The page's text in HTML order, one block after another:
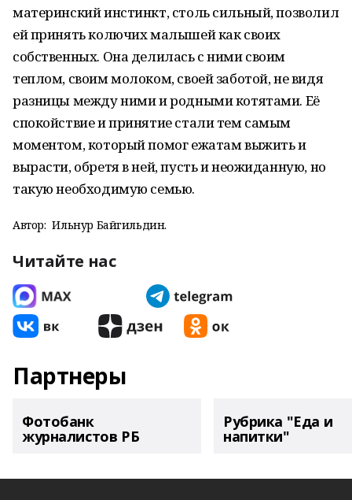
материнский инстинкт, столь сильный, позволил
ей принять колючих малышей как своих
собственных. Она делилась с ними своим
теплом, своим молоком, своей заботой, не видя
разницы между ними и родными котятами. Её
спокойствие и принятие стали тем самым
моментом, который помог ежатам выжить и
вырасти, обретя в ней, пусть и неожиданную, но
такую необходимую семью.
Автор: Ильнур Байгильдин.
Читайте нас
Партнеры
Фотобанк
журналистов РБ
Рубрика "Еда и
напитки"